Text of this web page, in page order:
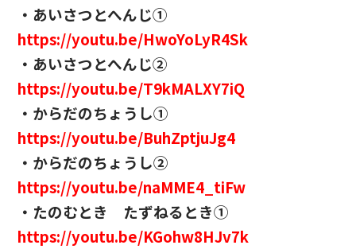
・あいさつとへんじ①
https://youtu.be/HwoYoLyR4Sk
・あいさつとへんじ②
https://youtu.be/T9kMALXY7iQ
・からだのちょうし①
https://youtu.be/BuhZptjuJg4
・からだのちょうし②
https://youtu.be/naMME4_tiFw
・たのむとき たずねるとき①
https://youtu.be/KGohw8HJv7k